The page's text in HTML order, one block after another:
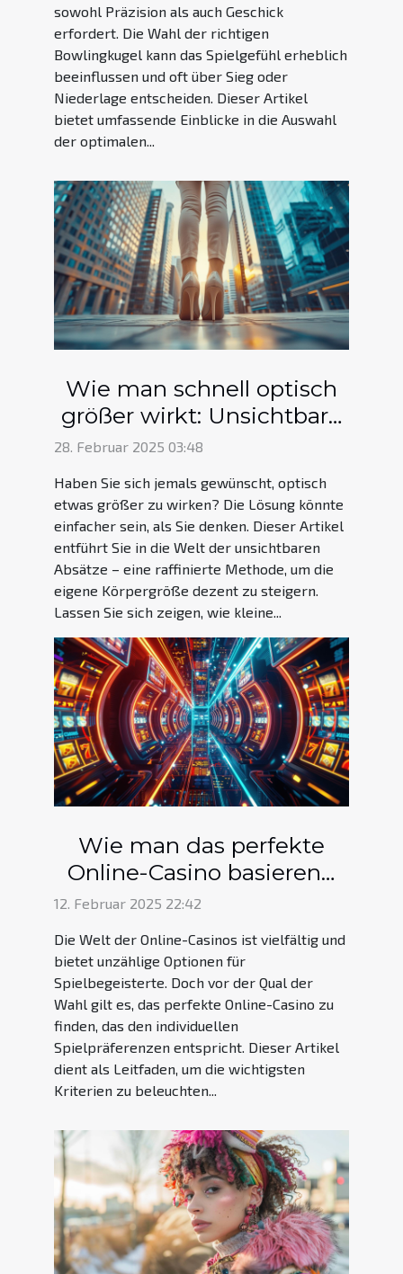
sowohl Präzision als auch Geschick
erfordert. Die Wahl der richtigen
Bowlingkugel kann das Spielgefühl erheblich
beeinflussen und oft über Sieg oder
Niederlage entscheiden. Dieser Artikel
bietet umfassende Einblicke in die Auswahl
der optimalen...
Wie man schnell optisch
größer wirkt: Unsichtbare
Absätze erklärt
28. Februar 2025 03:48
Haben Sie sich jemals gewünscht, optisch
etwas größer zu wirken? Die Lösung könnte
einfacher sein, als Sie denken. Dieser Artikel
entführt Sie in die Welt der unsichtbaren
Absätze – eine raffinierte Methode, um die
eigene Körpergröße dezent zu steigern.
Lassen Sie sich zeigen, wie kleine...
Wie man das perfekte
Online-Casino basierend
auf Spielpräferenzen wählt
12. Februar 2025 22:42
Die Welt der Online-Casinos ist vielfältig und
bietet unzählige Optionen für
Spielbegeisterte. Doch vor der Qual der
Wahl gilt es, das perfekte Online-Casino zu
finden, das den individuellen
Spielpräferenzen entspricht. Dieser Artikel
dient als Leitfaden, um die wichtigsten
Kriterien zu beleuchten...